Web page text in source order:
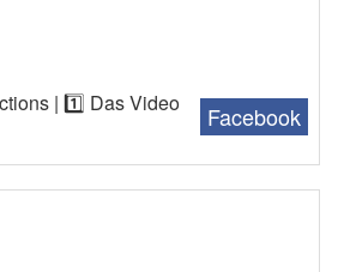
Facebook
| 1️⃣ Das Video